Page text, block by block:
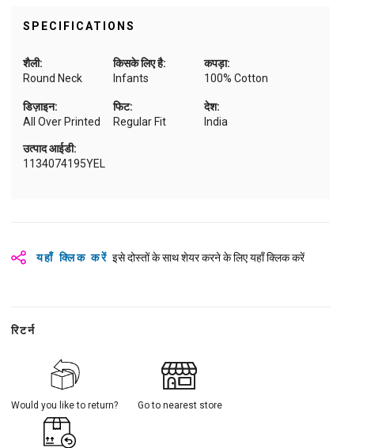
SPECIFICATIONS
शैली:
Round Neck
किसके लिए है:
Infants
कपड़ा:
100% Cotton
डिज़ाइन:
All Over Printed
फिट:
Regular Fit
देश:
India
उत्पाद आईडी:
1134074195YEL
यहाँ क्लिक करें इसे दोस्तों के साथ शेयर करने के लिए यहाँ क्लिक करें
रिटर्न
Would you like to return? Go to nearest store